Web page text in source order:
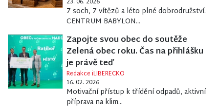
7 soch, 7 vítězů a léto plné dobrodružství.
CENTRUM BABYLON...
Zapojte svou obec do soutěže
Zelená obec roku. Čas na přihlášku
je právě teď
Redakce iLIBERECKO
16. 02. 2026
Motivační přístup k třídění odpadů, aktivní
příprava na klim...